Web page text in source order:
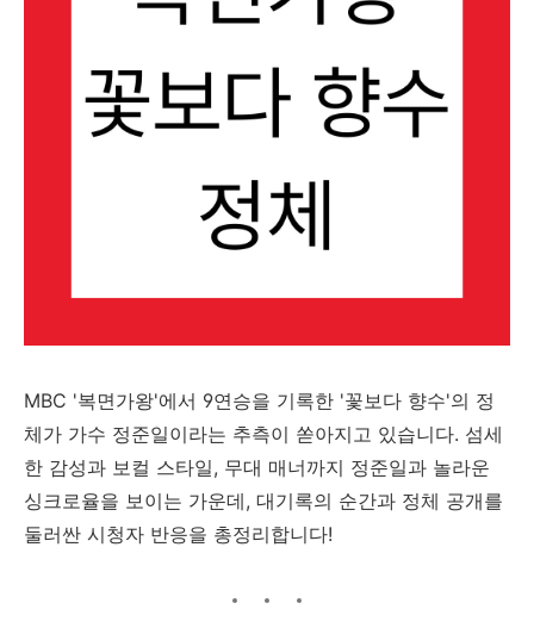
MBC '복면가왕'에서 9연승을 기록한 '꽃보다 향수'의 정
체가 가수 정준일이라는 추측이 쏟아지고 있습니다. 섬세
한 감성과 보컬 스타일, 무대 매너까지 정준일과 놀라운
싱크로율을 보이는 가운데, 대기록의 순간과 정체 공개를
둘러싼 시청자 반응을 총정리합니다!